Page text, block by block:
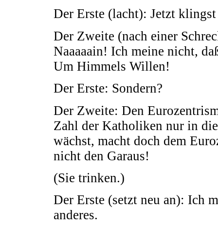
Der Erste (lacht): Jetzt
Der Zweite (nach einer
Naaaaain! Ich meine nicht,
Um Himmels Willen!
Der Erste: Sondern?
Der Zweite: Den
Zahl der Katholiken nur in
wächst, macht doch dem
nicht den Garaus!
(Sie trinken.)
Der Erste (setzt neu an): Ich
anderes.